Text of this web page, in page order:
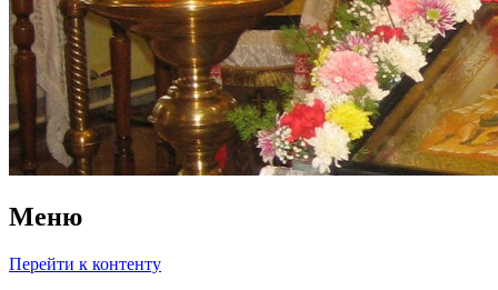
Меню
Перейти к контенту